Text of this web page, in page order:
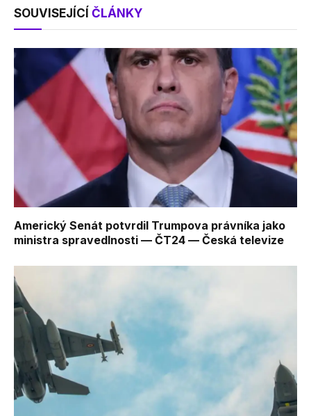
SOUVISEJÍCÍ ČLÁNKY
Americký Senát potvrdil Trumpova právníka jako
ministra spravedlnosti — ČT24 — Česká televize